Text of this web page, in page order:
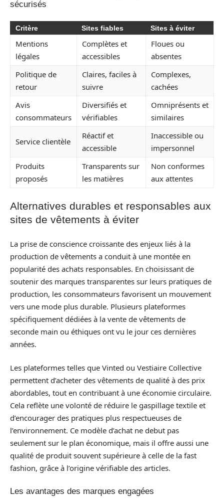
sécurisés
Critère Sites fiables Sites à éviter
Mentions
légales
Complètes et
accessibles
Floues ou
absentes
Politique de
retour
Claires, faciles à
suivre
Complexes,
cachées
Avis
consommateurs
Diversifiés et
vérifiables
Omniprésents et
similaires
Service clientèle
Réactif et
accessible
Inaccessible ou
impersonnel
Produits
proposés
Transparents sur
les matières
Non conformes
aux attentes
Alternatives durables et responsables aux
sites de vêtements à éviter
La prise de conscience croissante des enjeux liés à la
production de vêtements a conduit à une montée en
popularité des achats responsables. En choisissant de
soutenir des marques transparentes sur leurs pratiques de
production, les consommateurs favorisent un mouvement
vers une mode plus durable. Plusieurs plateformes
spécifiquement dédiées à la vente de vêtements de
seconde main ou éthiques ont vu le jour ces dernières
années.
Les plateformes telles que Vinted ou Vestiaire Collective
permettent d’acheter des vêtements de qualité à des prix
abordables, tout en contribuant à une économie circulaire.
Cela reflète une volonté de réduire le gaspillage textile et
d’encourager des pratiques plus respectueuses de
l’environnement. Ce modèle d’achat ne debut pas
seulement sur le plan économique, mais il offre aussi une
qualité de produit souvent supérieure à celle de la fast
fashion, grâce à l’origine vérifiable des articles.
Les avantages des marques engagées